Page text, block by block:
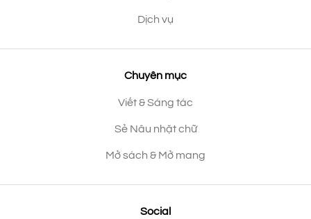
Dịch vụ
Chuyên mục
Viết & Sáng tác
Sẻ Nâu nhặt chữ
Mở sách & Mở mang
Social